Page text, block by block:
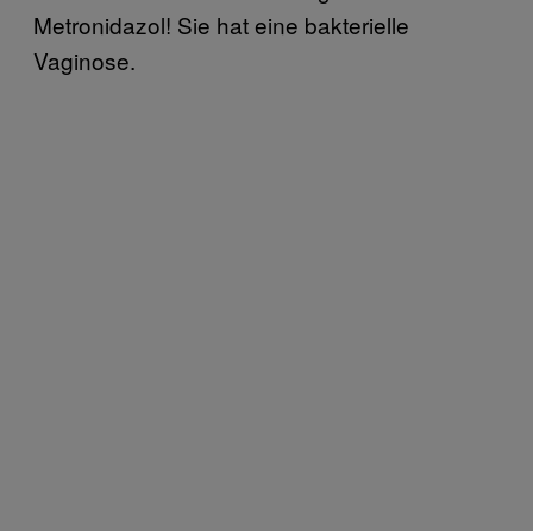
Metronidazol! Sie hat eine bakterielle
Vaginose.